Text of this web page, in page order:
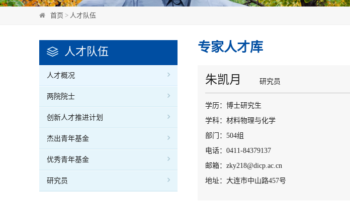
首页 > 人才队伍
人才队伍
人才概况
两院院士
创新人才推进计划
杰出青年基金
优秀青年基金
研究员
专家人才库
朱凯月 研究员
学历：博士研究生
学科：材料物理与化学
部门：504组
电话：0411-84379137
邮箱：zky218@dicp.ac.cn
地址：大连市中山路457号